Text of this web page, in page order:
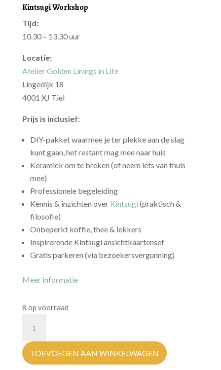
Kintsugi Workshop
Tijd:
10.30 – 13.30 uur
Locatie:
Atelier Golden Linings in Life
Lingedijk 18
4001 XJ Tiel
Prijs is inclusief:
DIY-pakket waarmee je ter plekke aan de slag
kunt gaan, het restant mag mee naar huis
Keramiek om te breken (of neem iets van thuis
mee)
Professionele begeleiding
Kennis & inzichten over Kintsugi (praktisch &
filosofie)
Onbeperkt koffie, thee & lekkers
Inspirerende Kintsugi ansichtkaartenset
Gratis parkeren (via bezoekersvergunning)
Meer informatie
8 op voorraad
~
Ontdek
TOEVOEGEN AAN WINKELWAGEN